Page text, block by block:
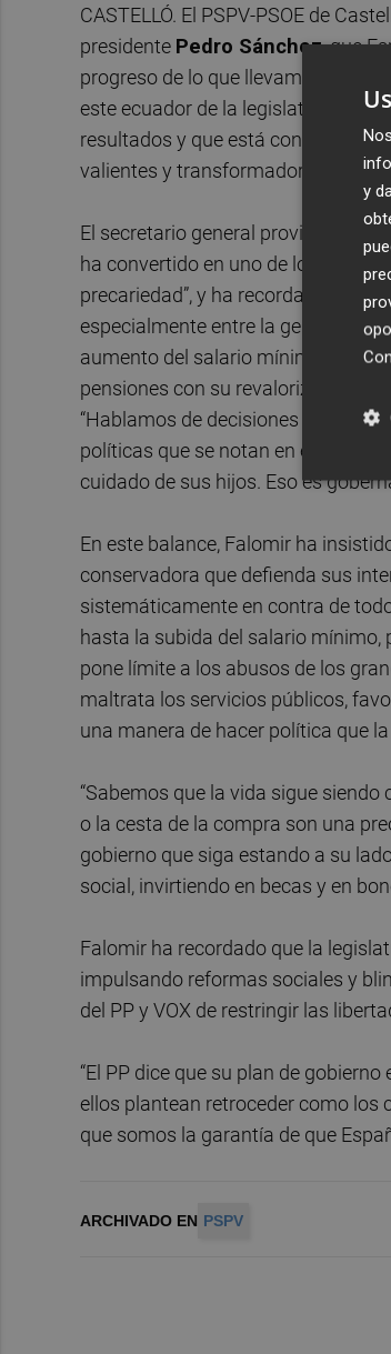
CASTELLÓ. El PSPV-PSOE de
presidente Pedro Sánchez, que
progreso de lo que llevamos de
este ecuador de la legislatura
resultados y que está
valientes y transformadoras, lejos
El secretario general provincial ha
ha convertido en uno de los países
precariedad”, y ha recordado que
especialmente entre la gente
aumento del salario mínimo
pensiones con su revalorización
“Hablamos de decisiones que se
políticas que se notan en el bolsillo
cuidado de sus hijos. Eso es
En este balance, Falomir ha
conservadora que defienda sus
sistemáticamente en contra de
hasta la subida del salario
pone límite a los abusos de los
maltrata los servicios públicos,
una manera de hacer política que
“Sabemos que la vida sigue
o la cesta de la compra son una
gobierno que siga estando a su
social, invirtiendo en becas y en
Falomir ha recordado que la
impulsando reformas sociales y
del PP y VOX de restringir las
“El PP dice que su plan de
ellos plantean retroceder como los
que somos la garantía de que
ARCHIVADO EN PSPV
y